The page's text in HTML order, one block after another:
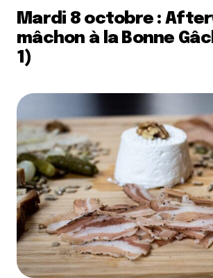
Mardi 8 octobre :
mâchon à la Bonne
1)